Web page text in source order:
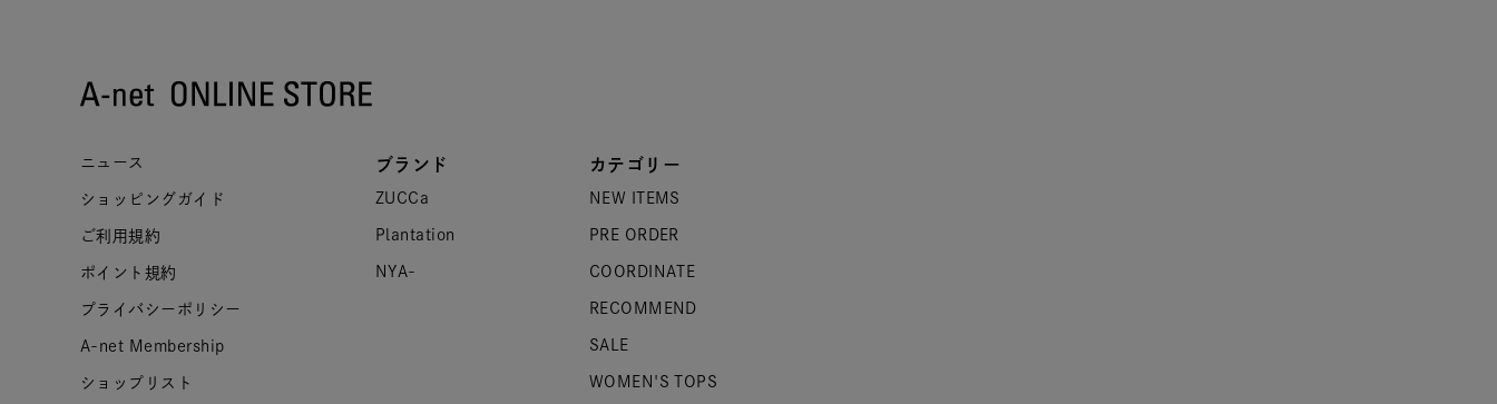
ニュース
ショッピングガイド
ご利用規約
ポイント規約
プライバシーポリシー
A-net Membership
ショップリスト
ブランド
ZUCCa
Plantation
NYA-
カテゴリー
NEW ITEMS
PRE ORDER
COORDINATE
RECOMMEND
SALE
WOMEN'S TOPS